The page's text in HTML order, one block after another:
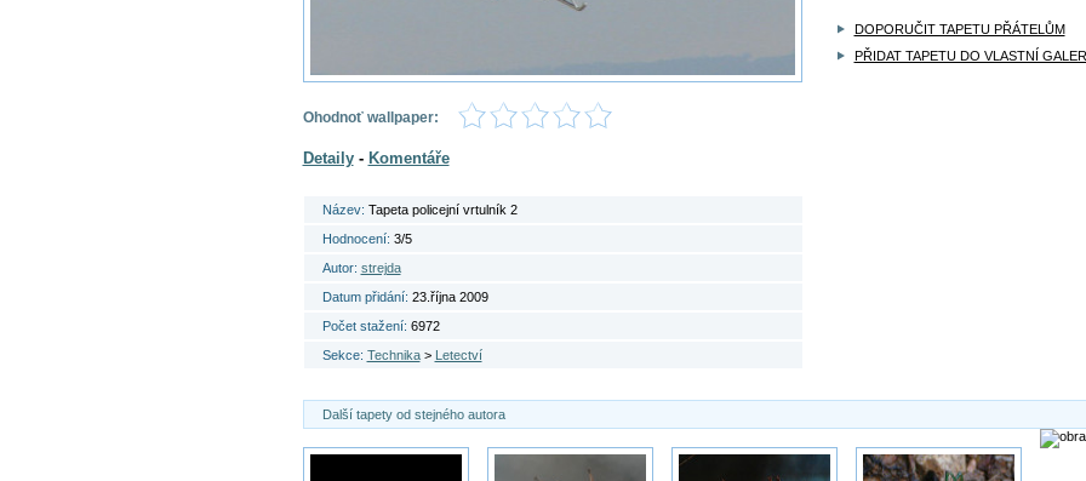
Ohodnoť wallpaper:
Detaily- Komentáře
Název: Tapeta policejní vrtulník 2
Hodnocení: 3/5
Autor: strejda
Datum přidání: 23.října 2009
Počet stažení: 6972
Sekce: Technika> Letectví
DOPORUČIT TAPETU PŘÁTELŮM
PŘIDAT TAPETU DO VLASTNÍ
Další tapety od stejného autora